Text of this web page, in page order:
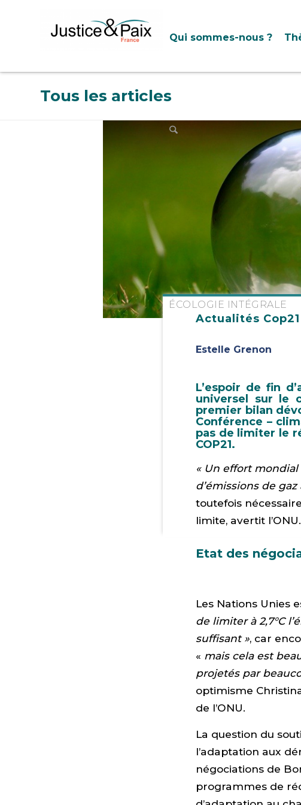
Qui sommes-nous ?
Tous les articles
Actualités
ÉCOLOGIE INTÉGRALE
Estelle Grenon
L’espoir de fin
universel sur le
premier bilan
Conférence –
pas de limiter le
COP21.
« Un effort
d’émissions de
toutefois
limite, avertit l’ONU.
Etat des
Les Nations Unies
de limiter à 2,7°C
suffisant », car
« mais cela est
projetés par
optimisme
de l’ONU.
La question du
l’adaptation aux
négociations de
programmes de